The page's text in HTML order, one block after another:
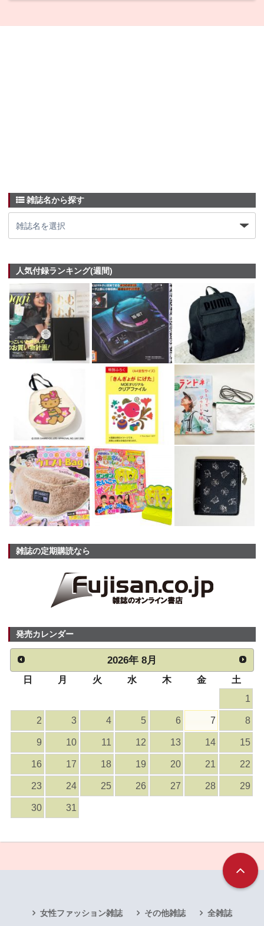
雑誌名から探す
人気付録ランキング(週間)
雑誌の定期購読なら
発売カレンダー
2026年 8月
日 月 火 水 木 金
土
1
2 3 4 5 6 7 8
9 10 11 12 13 14 15
16 17 18 19 20 21 22
23 24 25 26 27 28 29
30 31
女性ファッション雑誌 その他雑誌 全雑誌